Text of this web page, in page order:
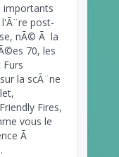
importants
post-
nÃ© Ã la
70, les
Furs
la scÃ¨ne
Fires,
vous le
Ã